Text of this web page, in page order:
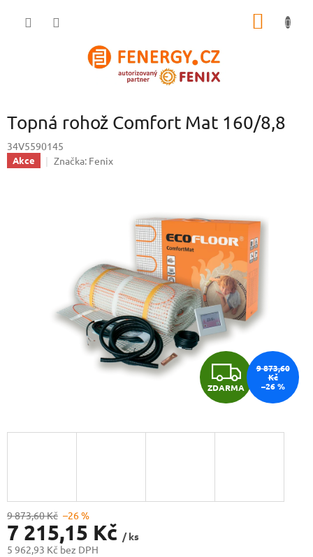
Topná rohož Comfort Mat 160/8,8
34V5590145
Akce Značka: Fenix
Z
D
A
ZDARMA
9 873,60
Kč
–26 %
9 873,60 Kč –26 %
7 215,15 Kč / ks
5 962,93 Kč bez DPH